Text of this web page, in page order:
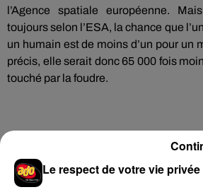
l’Agence spatiale européenne.
toujours selon l’ESA, la chance que
un humain est de moins d’un pour un
précis, elle serait donc 65 000 fois
touché par la foudre.
Le respect de votre vie